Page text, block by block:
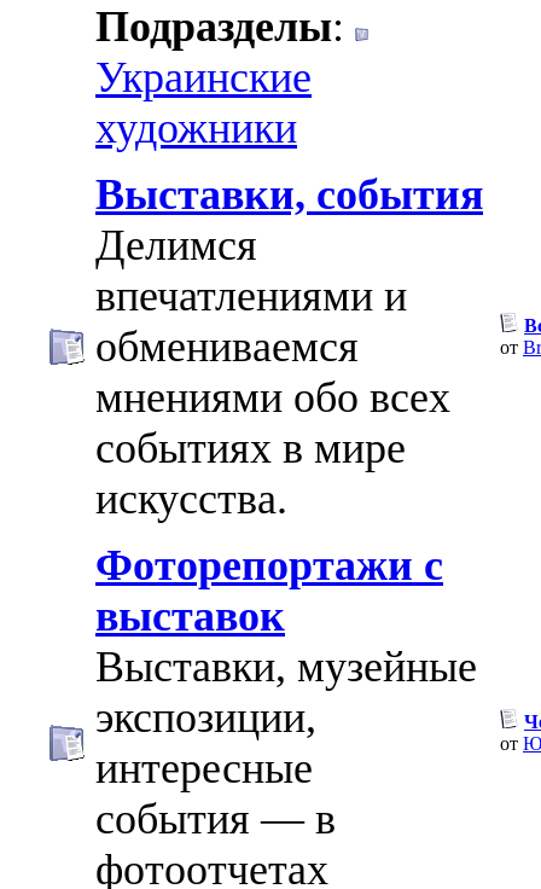
Подразделы:
Украинские
художники
Выставки, события
Делимся
впечатлениями и
обмениваемся
мнениями обо всех
событиях в мире
искусства.
от
Фоторепортажи с
выставок
Выставки, музейные
экспозиции,
интересные
события — в
фотоотчетах
от